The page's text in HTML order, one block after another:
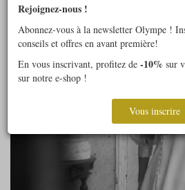
Rejoignez-nous !
Abonnez-vous à la newsletter Olympe !
conseils et offres en avant première!
En vous inscrivant, profitez de -10% sur
sur notre e-shop !
Vous inscrire